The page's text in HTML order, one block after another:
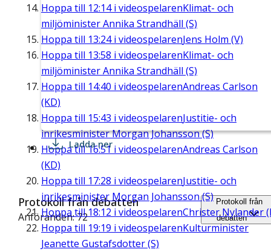
Hoppa till 12:14i videospelarenKlimat- och
miljöminister Annika Strandhäll (S)
Hoppa till 13:24i videospelarenJens Holm (V)
Hoppa till 13:58 i videospelarenKlimat- och
miljöminister Annika Strandhäll (S)
Hoppa till 14:40 i videospelarenAndreas Carlson
(KD)
Hoppa till 15:43 i videospelarenJustitie- och
inrikesminister Morgan Johansson (S)
Hoppa till16:51 i videospelarenAndreas Carlson
(KD)
Hoppa till 17:28 i videospelarenJustitie- och
inrikesminister Morgan Johansson (S)
Hoppa till18:12 i videospelarenChrister Nylander
Hoppa till 19:19 i videospelarenKulturminister
Jeanette Gustafsdotter (S)
Ladda ner
Protokoll från debatten
Anföranden: 72
Protokoll från
debatten